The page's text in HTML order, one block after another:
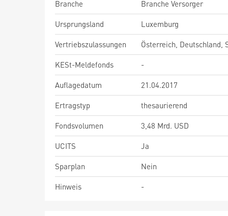
Branche
Branche Versorger
Ursprungsland
Luxemburg
Vertriebszulassungen
Österreich, Deutschland,
KESt-Meldefonds
-
Auflagedatum
21.04.2017
Ertragstyp
thesaurierend
Fondsvolumen
3,48 Mrd. USD
UCITS
Ja
Sparplan
Nein
Hinweis
-